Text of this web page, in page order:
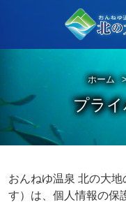
ホーム
プラ
おんねゆ温泉 北の大
す）は、個人情報の保